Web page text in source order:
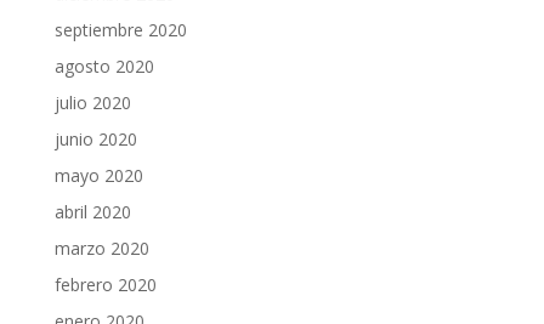
septiembre 2020
agosto 2020
julio 2020
junio 2020
mayo 2020
abril 2020
marzo 2020
febrero 2020